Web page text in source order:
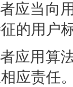
应当向
的用户
应用算
应责任